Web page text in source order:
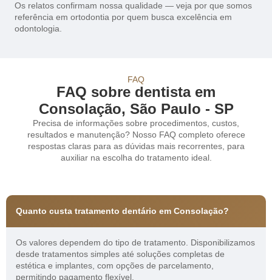
Os relatos confirmam nossa qualidade — veja por que somos
referência em ortodontia por quem busca excelência em
odontologia.
FAQ
FAQ sobre dentista em
Consolação, São Paulo - SP
Precisa de informações sobre procedimentos, custos,
resultados e manutenção? Nosso FAQ completo oferece
respostas claras para as dúvidas mais recorrentes, para
auxiliar na escolha do tratamento ideal.
Quanto custa tratamento dentário em Consolação?
Os valores dependem do tipo de tratamento. Disponibilizamos
desde tratamentos simples até soluções completas de
estética e implantes, com opções de parcelamento,
permitindo pagamento flexível.